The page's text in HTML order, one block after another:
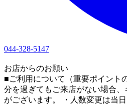
044-328-5147
お店からのお願い
■ご利用について（重要ポイント
分を過ぎてもご来店がない場合
がございます。 ・人数変更は当